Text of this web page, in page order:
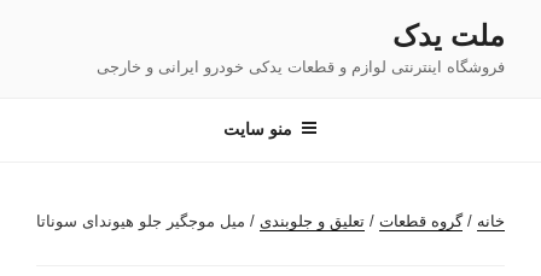
محتوا
ملت یدک
فروشگاه اینترنتی لوازم و قطعات یدکی خودرو ایرانی و خارجی
منو سایت
خانه /گروه قطعات / تعلیق و جلوبندی / میل موجگیر جلو هیوندای سوناتا